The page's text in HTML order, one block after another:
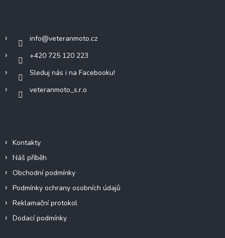
info@veteranmoto.cz
+420 725 120 223
Sleduj nás i na Facebooku!
veteranmoto_s.r.o
Kontakty
Náš příběh
Obchodní podmínky
Podmínky ochrany osobních údajů
Reklamační protokol
Dodací podmínky